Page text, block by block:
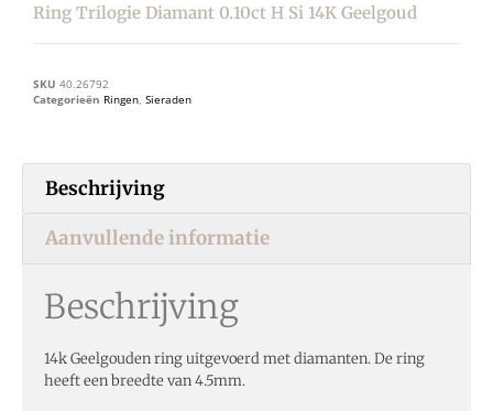
Ring Trilogie Diamant 0.10ct H Si 14K Geelgoud
SKU 40.26792
Categorieën Ringen, Sieraden
Beschrijving
Aanvullende informatie
Beschrijving
14k Geelgouden ring uitgevoerd met diamanten. De ring
heeft een breedte van 4.5mm.